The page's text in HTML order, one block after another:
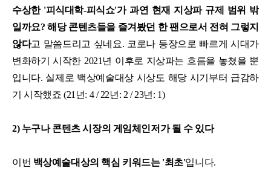
수상한 '피식대학-피식쇼'가 과연 현재 지상파 규제 범위 밖
일까요? 해당 콘텐츠들을 즐겨봤던 한 팬으로서 전혀 그렇지
않다고 말씀드리고 싶네요. 코로나 등장으로 빠르게 시대가
변화하기 시작한 2021년 이후로 지상파는 흐름을 놓쳤을 뿐
입니다. 실제로 백상예술대상 시상도 해당 시기부터 급감하
기 시작했죠 (21년: 4 / 22년: 2 / 23년: 1)
2) 누구나 콘텐츠 시장의 게임체인저가 될 수 있다
이번 백상예술대상의 핵심 키워드는 '최초'입니다.